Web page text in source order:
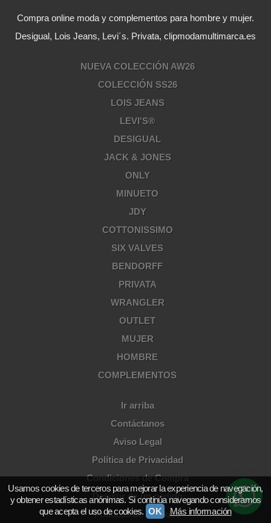
Compra online moda y complementos para hombre y mujer.
Desigual, Lois Jeans, Levi´s. Privata, clipmodamultimarca.es
NUEVA COLECCIÓN AW26
COLECCIÓN SS26
LOIS JEANS
LEVI'S®
DESIGUAL
JACK & JONES
ONLY
MINUETO
JDY
COTTONISSIMO
SIX VALVES
BENDORFF
PRIVATA
WRANGLER
OUTLET
MUJER
HOMBRE
COMPLEMENTOS
Ir arriba
Contáctanos
Aviso Legal
Política de Privacidad
Condiciones de Compra
Desistir de un pedido
Políticas de Cookies
Usamos cookies de terceros para mejorar la experiencia de navegación,
y obtener estadísticas anónimas. Si continúa navegando consideramos
que acepta el uso de cookies. OK Más información